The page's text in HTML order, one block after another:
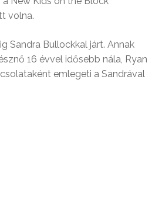
volna.
Sandra Bullockkal járt. Annak
16 évvel idősebb nála, Ryan
emlegeti a Sandrával